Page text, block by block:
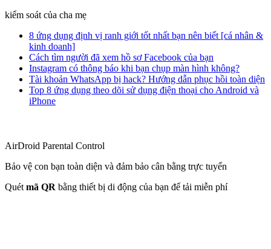
kiểm soát của cha mẹ
8 ứng dụng định vị ranh giới tốt nhất bạn nên biết [cá nhân &
kinh doanh]
Cách tìm người đã xem hồ sơ Facebook của bạn
Instagram có thông báo khi bạn chụp màn hình không?
Tài khoản WhatsApp bị hack? Hướng dẫn phục hồi toàn diện
Top 8 ứng dụng theo dõi sử dụng điện thoại cho Android và
iPhone
AirDroid Parental Control
Bảo vệ con bạn toàn diện và đảm bảo cân bằng trực tuyến
Quét mã QR bằng thiết bị di động của bạn để tải miễn phí